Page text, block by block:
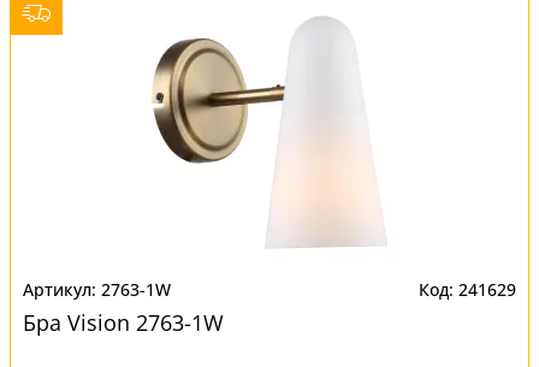
2763-1W 241629
Бра Vision 2763-1W